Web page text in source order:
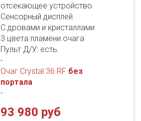
отсекающее устройство
Сенсорный дисплей
С дровами и кристаллами
3 цвета пламени очага
Пульт Д/У: есть.
-
Очаг Crystal 36 RF без
портала
-
93 980 руб